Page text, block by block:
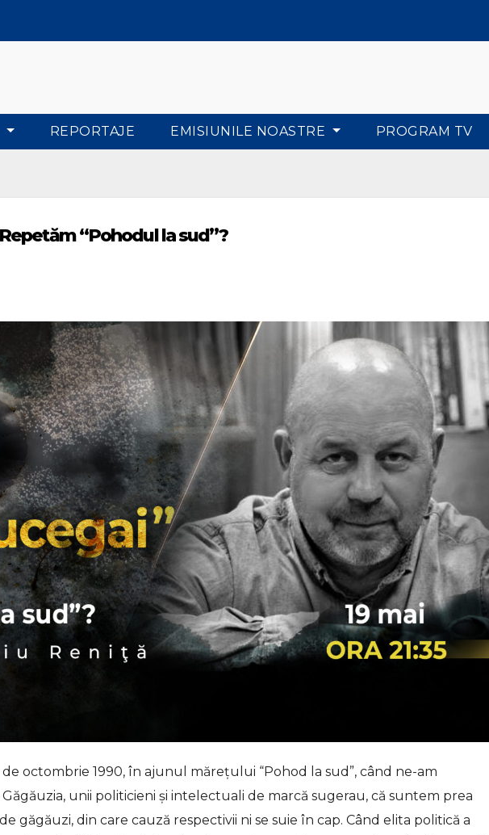
REPORTAJE EMISIUNILE NOASTRE PROGRAM TV
“Pohodul la sud”?
octombrie 1990, în ajunul mărețului “Pohod la sud”, când ne-am
unii politicieni și intelectuali de marcă sugerau, că suntem prea
găgăuzi, din care cauză respectivii ni se suie în cap. Când elita politică a